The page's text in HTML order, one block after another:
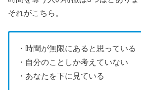
それがこちら。
・時間が無限にあると思っている
・自分のことしか考えていない
・あなたを下に見ている